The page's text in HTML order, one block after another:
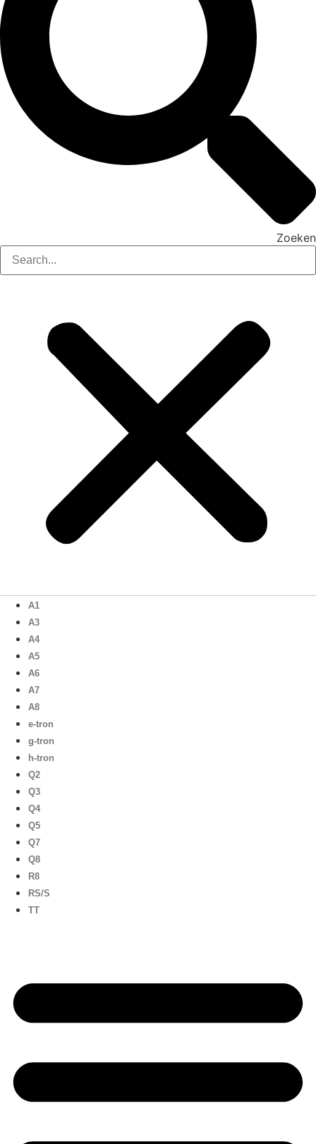
Zoeken
A1
A3
A4
A5
A6
A7
A8
e-tron
g-tron
h-tron
Q2
Q3
Q4
Q5
Q7
Q8
R8
RS/S
TT